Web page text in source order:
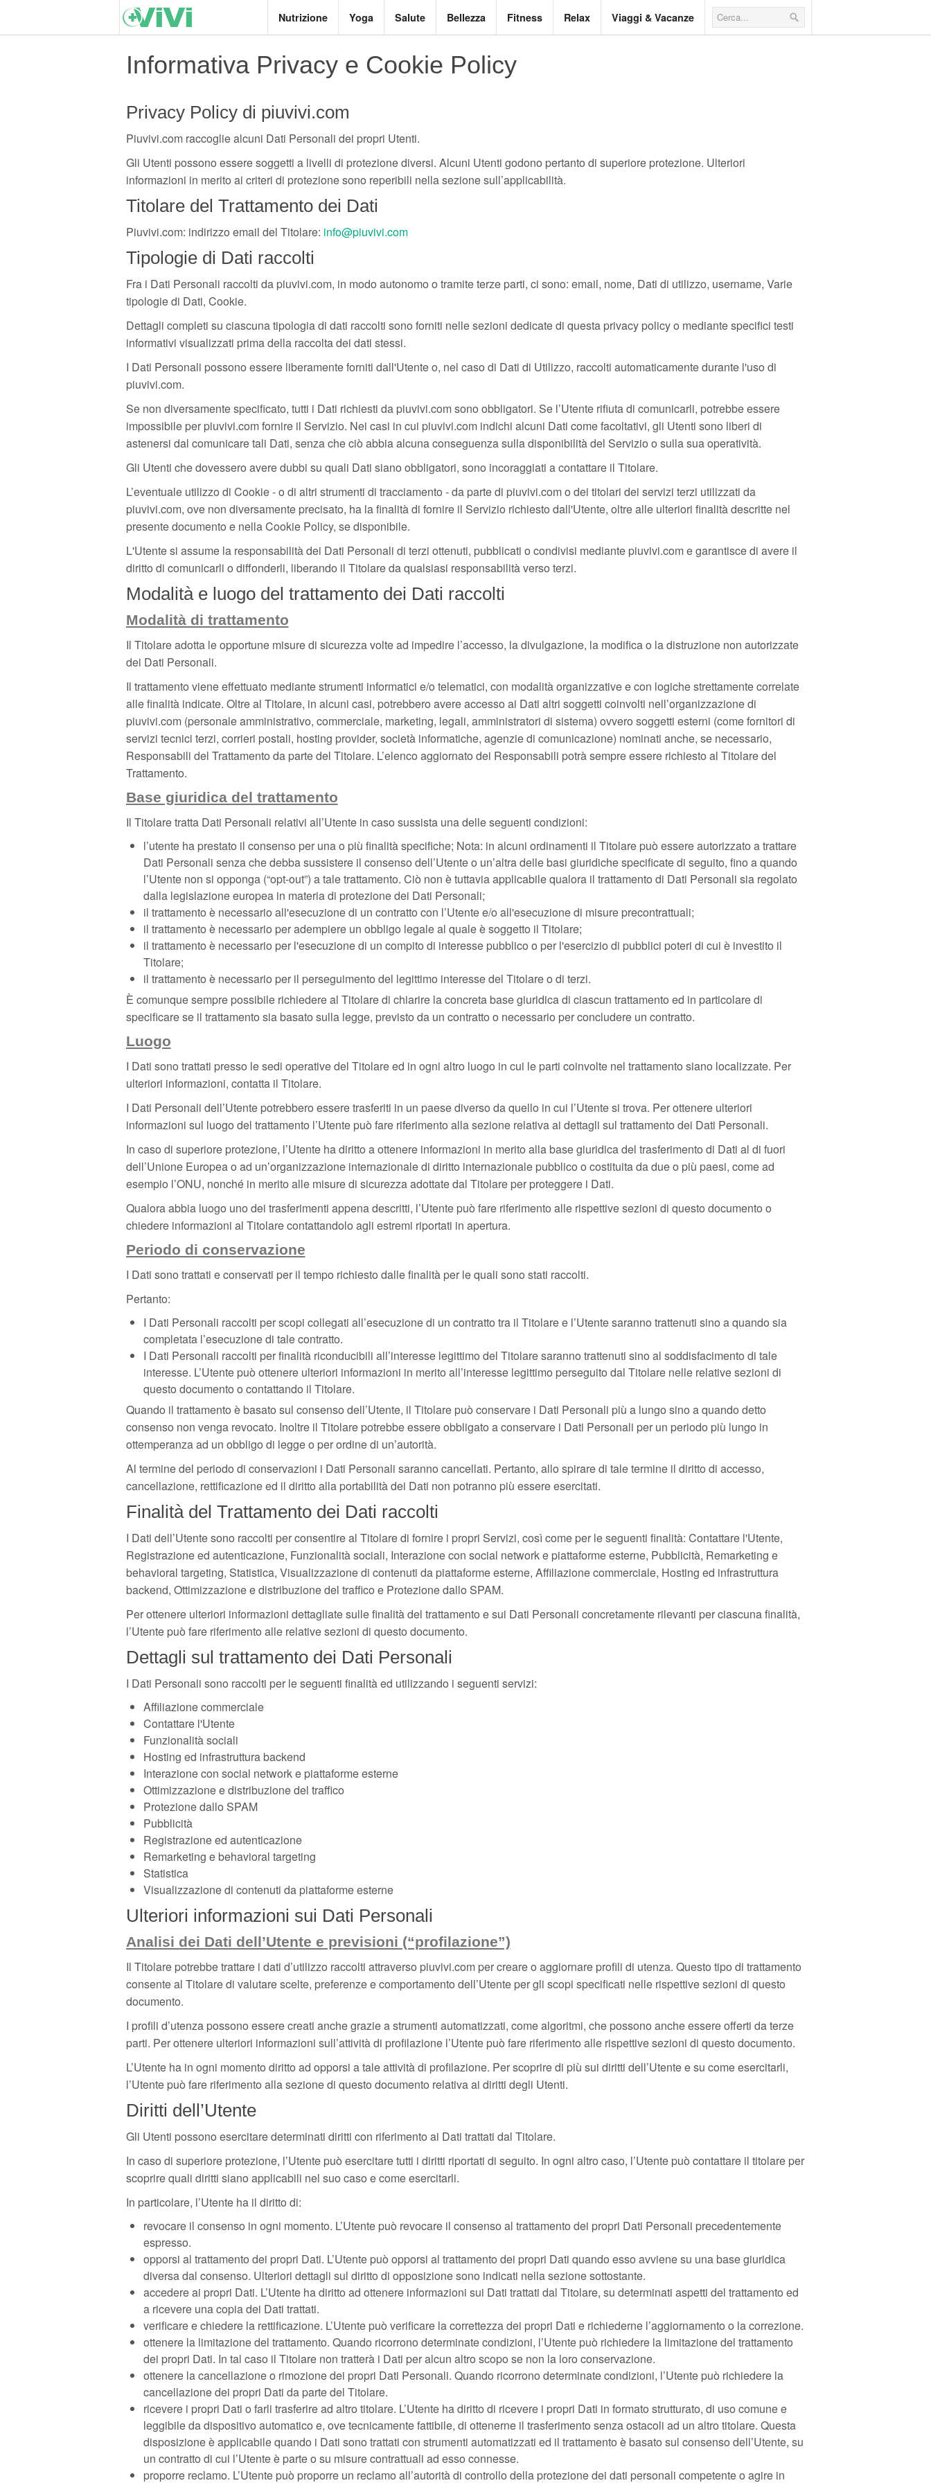
Nutrizione Yoga Salute Bellezza Fitness Relax Viaggi & Vacanze
Informativa Privacy e Cookie Policy
Privacy Policy di piuvivi.com
Piuvivi.com raccoglie alcuni Dati Personali dei propri Utenti.
Gli Utenti possono essere soggetti a livelli di protezione diversi. Alcuni Utenti godono pertanto di superiore protezione. Ulteriori
informazioni in merito ai criteri di protezione sono reperibili nella sezione sull’applicabilità.
Titolare del Trattamento dei Dati
Piuvivi.com: indirizzo email del Titolare: info@piuvivi.com
Tipologie di Dati raccolti
Fra i Dati Personali raccolti da piuvivi.com, in modo autonomo o tramite terze parti, ci sono: email, nome, Dati di utilizzo, username, Varie
tipologie di Dati, Cookie.
Dettagli completi su ciascuna tipologia di dati raccolti sono forniti nelle sezioni dedicate di questa privacy policy o mediante specifici testi
informativi visualizzati prima della raccolta dei dati stessi.
I Dati Personali possono essere liberamente forniti dall'Utente o, nel caso di Dati di Utilizzo, raccolti automaticamente durante l'uso di
piuvivi.com.
Se non diversamente specificato, tutti i Dati richiesti da piuvivi.com sono obbligatori. Se l’Utente rifiuta di comunicarli, potrebbe essere
impossibile per piuvivi.com fornire il Servizio. Nei casi in cui piuvivi.com indichi alcuni Dati come facoltativi, gli Utenti sono liberi di
astenersi dal comunicare tali Dati, senza che ciò abbia alcuna conseguenza sulla disponibilità del Servizio o sulla sua operatività.
Gli Utenti che dovessero avere dubbi su quali Dati siano obbligatori, sono incoraggiati a contattare il Titolare.
L’eventuale utilizzo di Cookie - o di altri strumenti di tracciamento - da parte di piuvivi.com o dei titolari dei servizi terzi utilizzati da
piuvivi.com, ove non diversamente precisato, ha la finalità di fornire il Servizio richiesto dall'Utente, oltre alle ulteriori finalità descritte nel
presente documento e nella Cookie Policy, se disponibile.
L'Utente si assume la responsabilità dei Dati Personali di terzi ottenuti, pubblicati o condivisi mediante piuvivi.com e garantisce di avere il
diritto di comunicarli o diffonderli, liberando il Titolare da qualsiasi responsabilità verso terzi.
Modalità e luogo del trattamento dei Dati raccolti
Modalità di trattamento
Il Titolare adotta le opportune misure di sicurezza volte ad impedire l’accesso, la divulgazione, la modifica o la distruzione non autorizzate
dei Dati Personali.
Il trattamento viene effettuato mediante strumenti informatici e/o telematici, con modalità organizzative e con logiche strettamente correlate
alle finalità indicate. Oltre al Titolare, in alcuni casi, potrebbero avere accesso ai Dati altri soggetti coinvolti nell’organizzazione di
piuvivi.com (personale amministrativo, commerciale, marketing, legali, amministratori di sistema) ovvero soggetti esterni (come fornitori di
servizi tecnici terzi, corrieri postali, hosting provider, società informatiche, agenzie di comunicazione) nominati anche, se necessario,
Responsabili del Trattamento da parte del Titolare. L’elenco aggiornato dei Responsabili potrà sempre essere richiesto al Titolare del
Trattamento.
Base giuridica del trattamento
Il Titolare tratta Dati Personali relativi all’Utente in caso sussista una delle seguenti condizioni:
l’utente ha prestato il consenso per una o più finalità specifiche; Nota: in alcuni ordinamenti il Titolare può essere autorizzato a trattare
Dati Personali senza che debba sussistere il consenso dell’Utente o un’altra delle basi giuridiche specificate di seguito, fino a quando
l’Utente non si opponga (“opt-out”) a tale trattamento. Ciò non è tuttavia applicabile qualora il trattamento di Dati Personali sia regolato
dalla legislazione europea in materia di protezione dei Dati Personali;
il trattamento è necessario all'esecuzione di un contratto con l’Utente e/o all'esecuzione di misure precontrattuali;
il trattamento è necessario per adempiere un obbligo legale al quale è soggetto il Titolare;
il trattamento è necessario per l'esecuzione di un compito di interesse pubblico o per l'esercizio di pubblici poteri di cui è investito il
Titolare;
il trattamento è necessario per il perseguimento del legittimo interesse del Titolare o di terzi.
È comunque sempre possibile richiedere al Titolare di chiarire la concreta base giuridica di ciascun trattamento ed in particolare di
specificare se il trattamento sia basato sulla legge, previsto da un contratto o necessario per concludere un contratto.
Luogo
I Dati sono trattati presso le sedi operative del Titolare ed in ogni altro luogo in cui le parti coinvolte nel trattamento siano localizzate. Per
ulteriori informazioni, contatta il Titolare.
I Dati Personali dell’Utente potrebbero essere trasferiti in un paese diverso da quello in cui l’Utente si trova. Per ottenere ulteriori
informazioni sul luogo del trattamento l’Utente può fare riferimento alla sezione relativa ai dettagli sul trattamento dei Dati Personali.
In caso di superiore protezione, l’Utente ha diritto a ottenere informazioni in merito alla base giuridica del trasferimento di Dati al di fuori
dell’Unione Europea o ad un’organizzazione internazionale di diritto internazionale pubblico o costituita da due o più paesi, come ad
esempio l’ONU, nonché in merito alle misure di sicurezza adottate dal Titolare per proteggere i Dati.
Qualora abbia luogo uno dei trasferimenti appena descritti, l’Utente può fare riferimento alle rispettive sezioni di questo documento o
chiedere informazioni al Titolare contattandolo agli estremi riportati in apertura.
Periodo di conservazione
I Dati sono trattati e conservati per il tempo richiesto dalle finalità per le quali sono stati raccolti.
Pertanto:
I Dati Personali raccolti per scopi collegati all’esecuzione di un contratto tra il Titolare e l’Utente saranno trattenuti sino a quando sia
completata l’esecuzione di tale contratto.
I Dati Personali raccolti per finalità riconducibili all’interesse legittimo del Titolare saranno trattenuti sino al soddisfacimento di tale
interesse. L’Utente può ottenere ulteriori informazioni in merito all’interesse legittimo perseguito dal Titolare nelle relative sezioni di
questo documento o contattando il Titolare.
Quando il trattamento è basato sul consenso dell’Utente, il Titolare può conservare i Dati Personali più a lungo sino a quando detto
consenso non venga revocato. Inoltre il Titolare potrebbe essere obbligato a conservare i Dati Personali per un periodo più lungo in
ottemperanza ad un obbligo di legge o per ordine di un’autorità.
Al termine del periodo di conservazioni i Dati Personali saranno cancellati. Pertanto, allo spirare di tale termine il diritto di accesso,
cancellazione, rettificazione ed il diritto alla portabilità dei Dati non potranno più essere esercitati.
Finalità del Trattamento dei Dati raccolti
I Dati dell’Utente sono raccolti per consentire al Titolare di fornire i propri Servizi, così come per le seguenti finalità: Contattare l'Utente,
Registrazione ed autenticazione, Funzionalità sociali, Interazione con social network e piattaforme esterne, Pubblicità, Remarketing e
behavioral targeting, Statistica, Visualizzazione di contenuti da piattaforme esterne, Affiliazione commerciale, Hosting ed infrastruttura
backend, Ottimizzazione e distribuzione del traffico e Protezione dallo SPAM.
Per ottenere ulteriori informazioni dettagliate sulle finalità del trattamento e sui Dati Personali concretamente rilevanti per ciascuna finalità,
l’Utente può fare riferimento alle relative sezioni di questo documento.
Dettagli sul trattamento dei Dati Personali
I Dati Personali sono raccolti per le seguenti finalità ed utilizzando i seguenti servizi:
Affiliazione commerciale
Contattare l'Utente
Funzionalità sociali
Hosting ed infrastruttura backend
Interazione con social network e piattaforme esterne
Ottimizzazione e distribuzione del traffico
Protezione dallo SPAM
Pubblicità
Registrazione ed autenticazione
Remarketing e behavioral targeting
Statistica
Visualizzazione di contenuti da piattaforme esterne
Ulteriori informazioni sui Dati Personali
Analisi dei Dati dell’Utente e previsioni (“profilazione”)
Il Titolare potrebbe trattare i dati d’utilizzo raccolti attraverso piuvivi.com per creare o aggiornare profili di utenza. Questo tipo di trattamento
consente al Titolare di valutare scelte, preferenze e comportamento dell’Utente per gli scopi specificati nelle rispettive sezioni di questo
documento.
I profili d’utenza possono essere creati anche grazie a strumenti automatizzati, come algoritmi, che possono anche essere offerti da terze
parti. Per ottenere ulteriori informazioni sull’attività di profilazione l’Utente può fare riferimento alle rispettive sezioni di questo documento.
L’Utente ha in ogni momento diritto ad opporsi a tale attività di profilazione. Per scoprire di più sui diritti dell’Utente e su come esercitarli,
l’Utente può fare riferimento alla sezione di questo documento relativa ai diritti degli Utenti.
Diritti dell’Utente
Gli Utenti possono esercitare determinati diritti con riferimento ai Dati trattati dal Titolare.
In caso di superiore protezione, l’Utente può esercitare tutti i diritti riportati di seguito. In ogni altro caso, l’Utente può contattare il titolare per
scoprire quali diritti siano applicabili nel suo caso e come esercitarli.
In particolare, l’Utente ha il diritto di:
revocare il consenso in ogni momento. L’Utente può revocare il consenso al trattamento dei propri Dati Personali precedentemente
espresso.
opporsi al trattamento dei propri Dati. L’Utente può opporsi al trattamento dei propri Dati quando esso avviene su una base giuridica
diversa dal consenso. Ulteriori dettagli sul diritto di opposizione sono indicati nella sezione sottostante.
accedere ai propri Dati. L’Utente ha diritto ad ottenere informazioni sui Dati trattati dal Titolare, su determinati aspetti del trattamento ed
a ricevere una copia dei Dati trattati.
verificare e chiedere la rettificazione. L’Utente può verificare la correttezza dei propri Dati e richiederne l’aggiornamento o la correzione.
ottenere la limitazione del trattamento. Quando ricorrono determinate condizioni, l’Utente può richiedere la limitazione del trattamento
dei propri Dati. In tal caso il Titolare non tratterà i Dati per alcun altro scopo se non la loro conservazione.
ottenere la cancellazione o rimozione dei propri Dati Personali. Quando ricorrono determinate condizioni, l’Utente può richiedere la
cancellazione dei propri Dati da parte del Titolare.
ricevere i propri Dati o farli trasferire ad altro titolare. L’Utente ha diritto di ricevere i propri Dati in formato strutturato, di uso comune e
leggibile da dispositivo automatico e, ove tecnicamente fattibile, di ottenerne il trasferimento senza ostacoli ad un altro titolare. Questa
disposizione è applicabile quando i Dati sono trattati con strumenti automatizzati ed il trattamento è basato sul consenso dell’Utente, su
un contratto di cui l’Utente è parte o su misure contrattuali ad esso connesse.
proporre reclamo. L’Utente può proporre un reclamo all’autorità di controllo della protezione dei dati personali competente o agire in